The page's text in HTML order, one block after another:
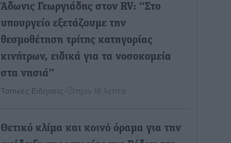
Άδωνις Γεωργιάδης στον RV: “Στο
υπουργείο εξετάζουμε την
θεσμοθέτηση τρίτης κατηγορίας
κινήτρων, ειδικά για τα νοσοκομεία
στα νησιά”
Τοπικές Ειδήσεις πριν 16 λεπτά
Θετικό κλίμα και κοινό όραμα για την